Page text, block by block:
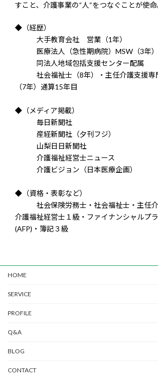
すこと、介護事業の“人“をつなぐことが使命
◆（経歴）
大手教育会社 営業（1年）
医療法人（急性期病院）MSW（3年）
同法人地域包括支援センター配属
社会福祉士（8年）・主任介護支援専
（7年）通算15年目
◆（メディア掲載）
毎日新聞社
産経新聞社（夕刊フジ）
山梨日日新聞社
介護福祉経営士ニュース
介護ビジョン（日本医療企画）
◆（資格・表彰など）
社会保険労務士・社会福祉士・主任介
介護福祉経営士１級・ファイナンシャルプ
(AFP)・簿記３級
HOME
SERVICE
PROFILE
Q&A
BLOG
CONTACT